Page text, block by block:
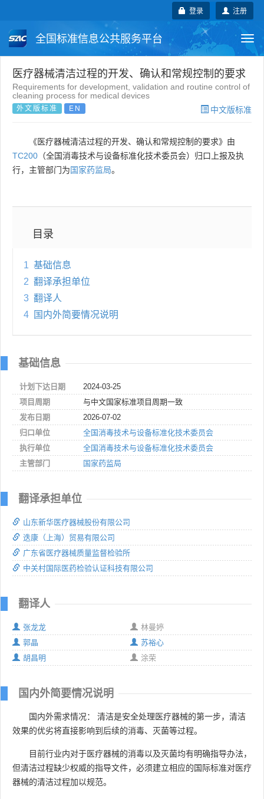
注册
登录
全国标准信息公共服务平台
国家标准 行业标准 地方标准
团体标准 企业标准
医疗器械清洁过程的开发、确认和常规控制的要求
Requirements for development, validation and routine control of
cleaning process for medical devices
外文版标准 EN 中文版标准
《医疗器械清洁过程的开发、确认和常规控制的要求》由
TC200 （全国消毒技术与设备标准化技术委员会）归口上报及执
行，主管部门为国家药监局。
目录
1 基础信息
2 翻译承担单位
3 翻译人
4
国内外简要情况说明
基础信息
计划下达日期
2024-03-25
项目周期
与中文国家标准项目周期一致
发布日期
2026-07-02
归口单位
全国消毒技术与设备标准化技术委员会
执行单位
全国消毒技术与设备标准化技术委员会
主管部门
国家药监局
翻译承担单位
山东新华医疗器械股份有限公司
迭康（上海）贸易有限公司
广东省医疗器械质量监督检验所
中关村国际医药检验认证科技有限公司
翻译人
张龙龙
林曼婷
郭晶
苏裕心
胡昌明
涂荣
国内外简要情况说明
国内外需求情况： 清洁是安全处理医疗器械的第一步，清洁
效果的优劣将直接影响到后续的消毒、灭菌等过程。
目前行业内对于医疗器械的消毒以及灭菌均有明确指导办法，
但清洁过程缺少权威的指导文件，必须建立相应的国际标准对医疗
器械的清洁过程加以规范。